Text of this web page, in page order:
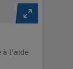
à l’aide